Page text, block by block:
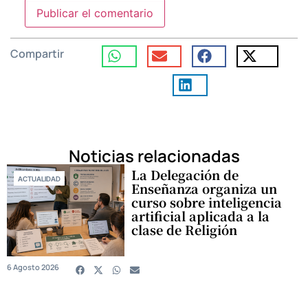
Compartir
Noticias relacionadas
ACTUALIDAD La Delegación de
Enseñanza organiza un
curso sobre inteligencia
artificial aplicada a la
clase de Religión
6 Agosto 2026